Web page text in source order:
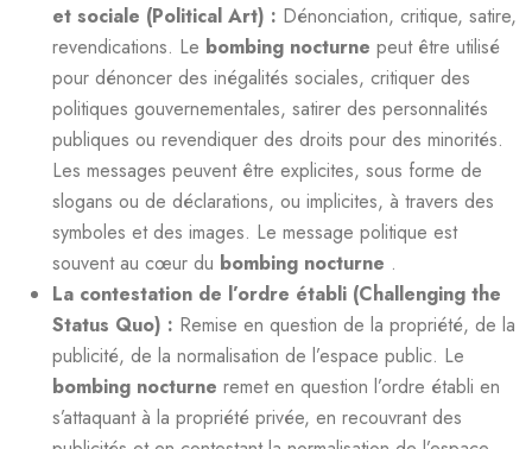
et sociale (Political Art) : Dénonciation, critique, satire,
revendications. Le bombing nocturne peut être utilisé
pour dénoncer des inégalités sociales, critiquer des
politiques gouvernementales, satirer des personnalités
publiques ou revendiquer des droits pour des minorités.
Les messages peuvent être explicites, sous forme de
slogans ou de déclarations, ou implicites, à travers des
symboles et des images. Le message politique est
souvent au cœur du bombing nocturne .
La contestation de l’ordre établi (Challenging the
Status Quo) : Remise en question de la propriété, de la
publicité, de la normalisation de l’espace public. Le
bombing nocturne remet en question l’ordre établi en
s’attaquant à la propriété privée, en recouvrant des